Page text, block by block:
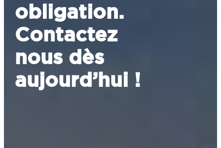
obligation.
Contactez
nous dès
aujourd’hui !